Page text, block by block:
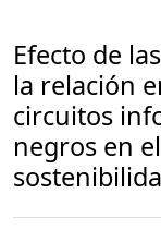
Efecto de
la relación
circuitos
negros en